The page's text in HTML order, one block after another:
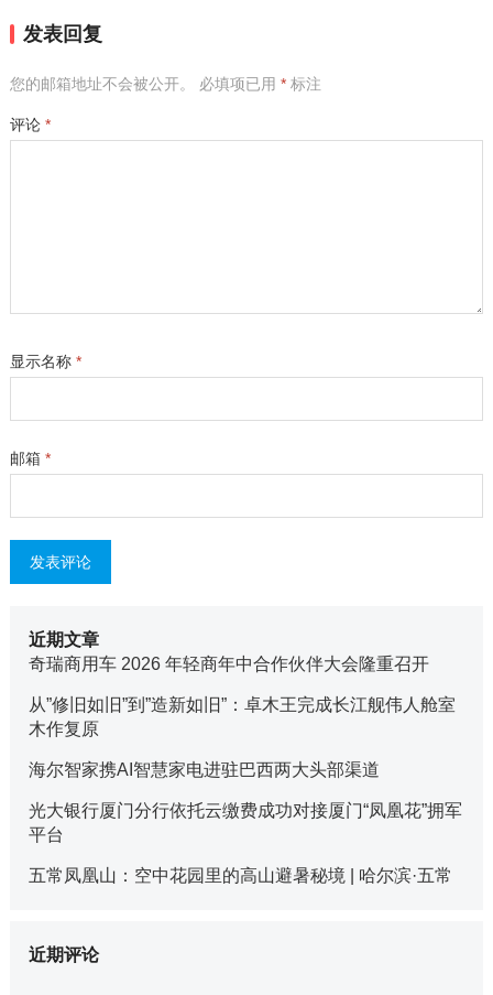
发表回复
您的邮箱地址不会被公开。 必填项已用 *标注
评论 *
显示名称 *
邮箱 *
近期文章
奇瑞商用车 2026 年轻商年中合作伙伴大会隆重召开
从”修旧如旧”到”造新如旧”：卓木王完成长江舰伟人舱室
木作复原
海尔智家携AI智慧家电进驻巴西两大头部渠道
光大银行厦门分行依托云缴费成功对接厦门“凤凰花”拥军
平台
五常凤凰山：空中花园里的高山避暑秘境 | 哈尔滨·五常
近期评论